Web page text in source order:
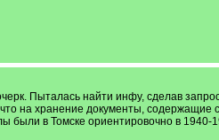
Пыталась найти инфу, сделав
на хранение документы, содержащие
были в Томске ориентировочно в 1940-